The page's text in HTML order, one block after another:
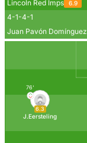
Lincoln Red Imps 6.9
4-1-4-1
Juan Pavón Domínguez
6.3
76'
J.Eersteling